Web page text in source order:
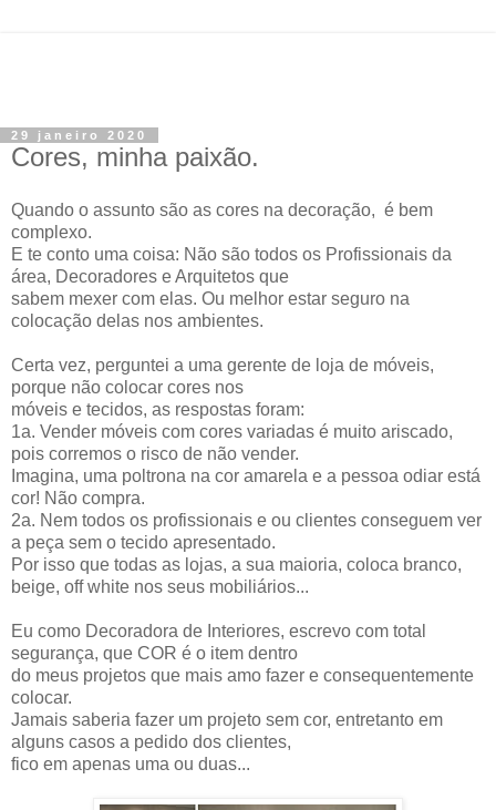
29 janeiro 2020
Cores, minha paixão.
Quando o assunto são as cores na decoração, é bem
complexo.
E te conto uma coisa: Não são todos os Profissionais da
área, Decoradores e Arquitetos que
sabem mexer com elas. Ou melhor estar seguro na
colocação delas nos ambientes.
Certa vez, perguntei a uma gerente de loja de móveis,
porque não colocar cores nos
móveis e tecidos, as respostas foram:
1a. Vender móveis com cores variadas é muito ariscado,
pois corremos o risco de não vender.
Imagina, uma poltrona na cor amarela e a pessoa odiar está
cor! Não compra.
2a. Nem todos os profissionais e ou clientes conseguem ver
a peça sem o tecido apresentado.
Por isso que todas as lojas, a sua maioria, coloca branco,
beige, off white nos seus mobiliários...
Eu como Decoradora de Interiores, escrevo com total
segurança, que COR é o item dentro
do meus projetos que mais amo fazer e consequentemente
colocar.
Jamais saberia fazer um projeto sem cor, entretanto em
alguns casos a pedido dos clientes,
fico em apenas uma ou duas...